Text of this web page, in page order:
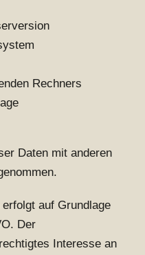
Rechners
Daten mit anderen
auf Grundlage
Der
Interesse an